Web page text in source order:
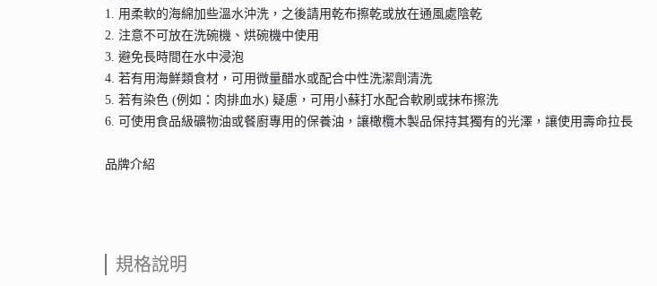
1. 用柔軟的海綿加些溫水沖洗，之後請用乾布擦乾或放在通風處陰乾
2. 注意不可放在洗碗機、烘碗機中使用
3. 避免長時間在水中浸泡
4. 若有用海鮮類食材，可用微量醋水或配合中性洗潔劑清洗
5. 若有染色 (例如：肉排血水) 疑慮，可用小蘇打水配合軟刷或抹布擦洗
6. 可使用食品級礦物油或餐廚專用的保養油，讓橄欖木製品保持其獨有的光澤，讓使用壽命拉長
品牌介紹
規格說明